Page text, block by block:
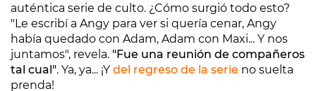
auténtica serie de culto. ¿Cómo surgió todo esto?
"Le escribí a Angy para ver si quería cenar, Angy
había quedado con Adam, Adam con Maxi... Y nos
juntamos", revela. "Fue una reunión de compañeros
tal cual". Ya, ya... ¡Y del regreso de la serie no suelta
prenda!